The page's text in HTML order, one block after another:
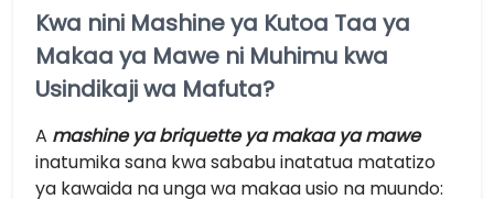
Kwa nini Mashine ya Kutoa Taa ya
Makaa ya Mawe ni Muhimu kwa
Usindikaji wa Mafuta?
A mashine ya briquette ya makaa ya mawe
inatumika sana kwa sababu inatatua matatizo
ya kawaida na unga wa makaa usio na muundo: